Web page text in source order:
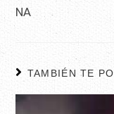
NA
TAMBIÉN TE